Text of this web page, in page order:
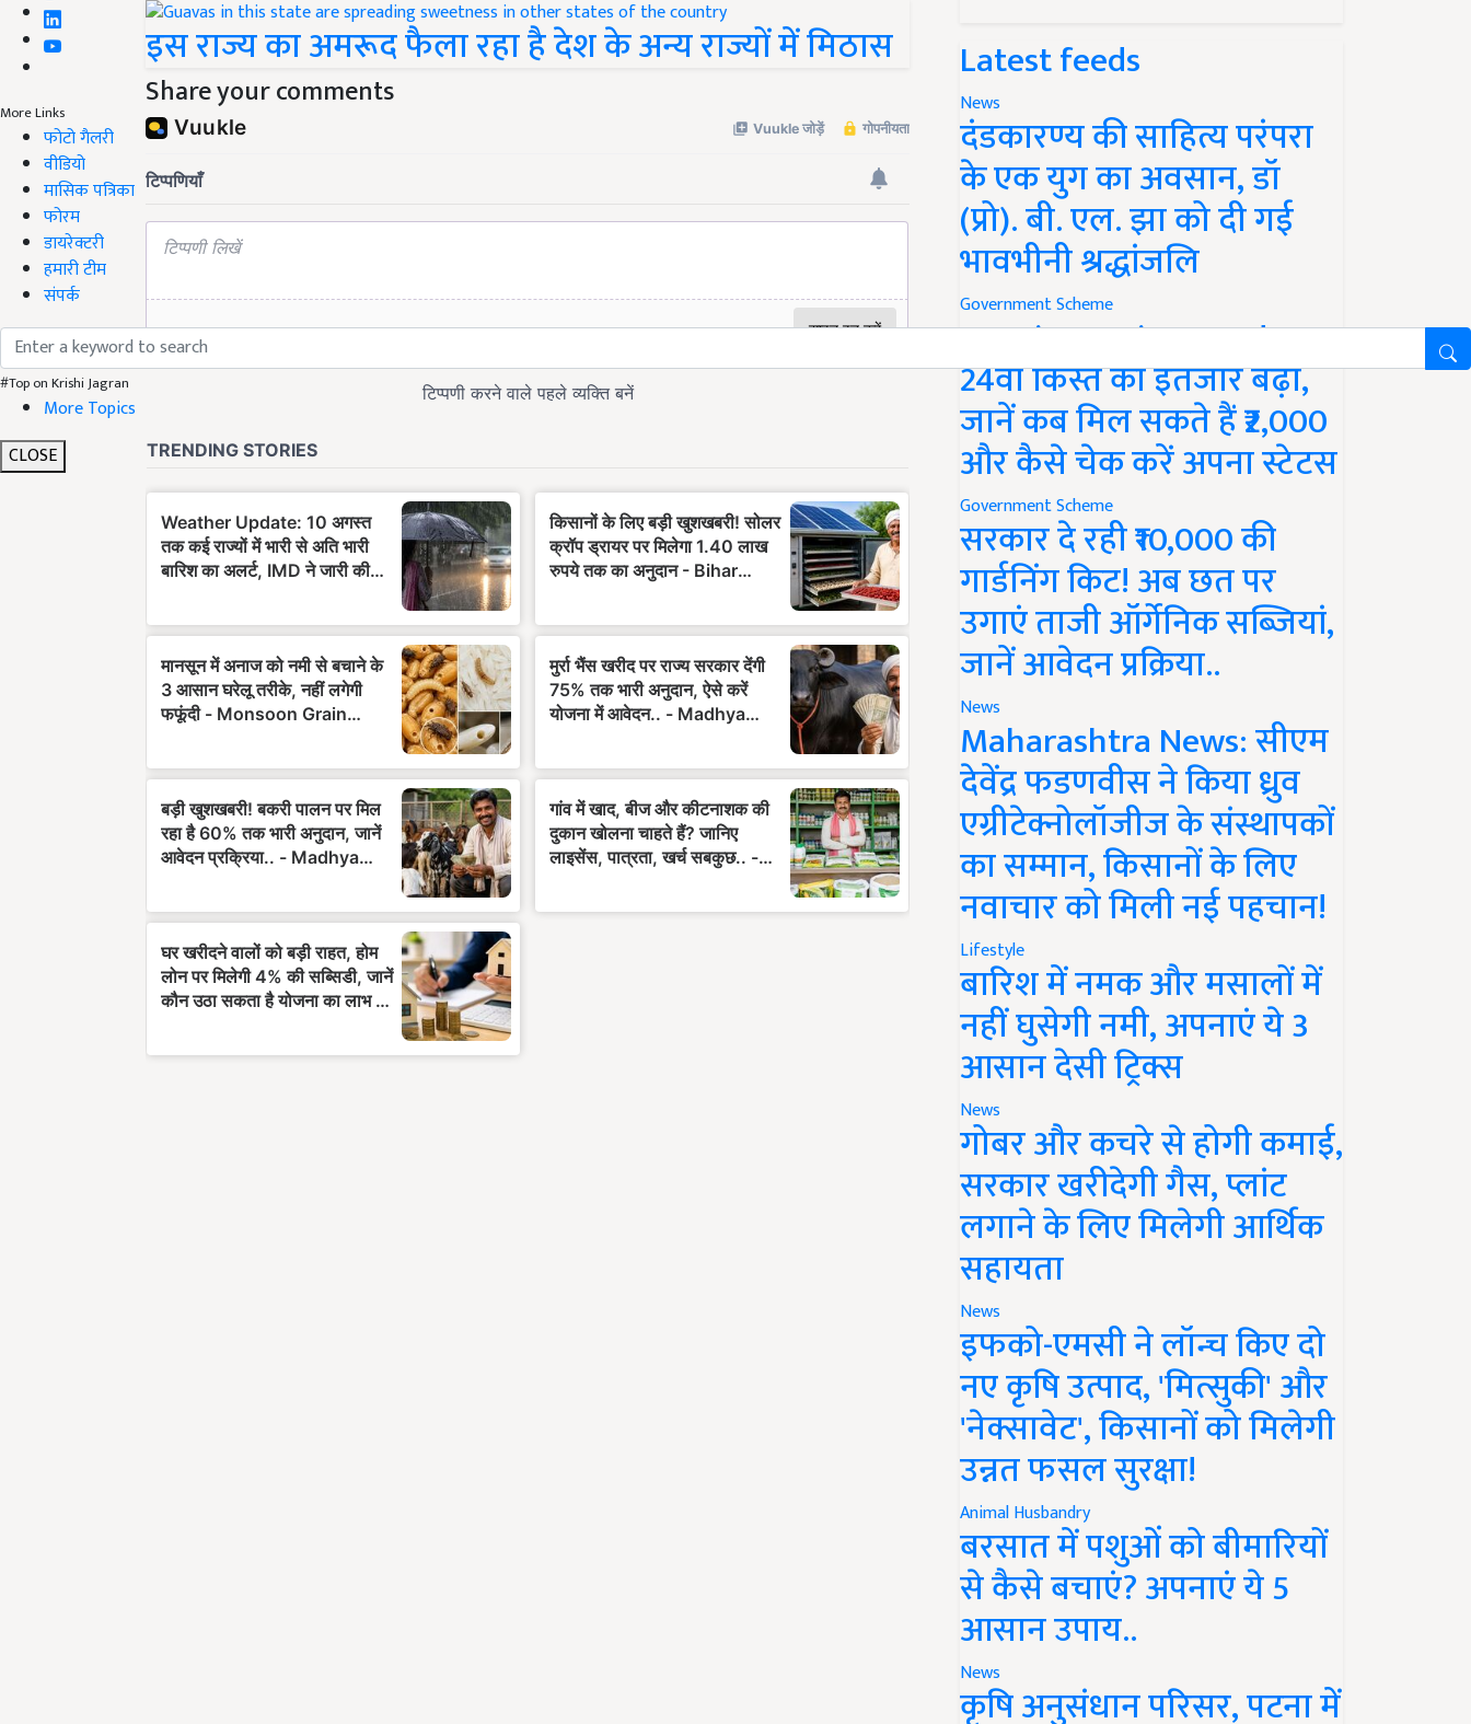
More Links
फोटो गैलरी
वीडियो
मासिक पत्रिका
फोरम
डायरेक्टरी
हमारी टीम
संपर्क
#Top on Krishi Jagran
More Topics
CLOSE
इस राज्य का अमरूद फैला रहा है देश के अन्य राज्यों में मिठास
Share your comments
Latest feeds
News
दंडकारण्य की साहित्य परंपरा
के एक युग का अवसान, डॉ
(प्रो). बी. एल. झा को दी गई
भावभीनी श्रद्धांजलि
Government Scheme
PM Kisan Yojana Update:
24वीं किस्त का इंतजार बढ़ा,
जानें कब मिल सकते हैं ₹2,000
और कैसे चेक करें अपना स्टेटस
Government Scheme
सरकार दे रही ₹10,000 की
गार्डनिंग किट! अब छत पर
उगाएं ताजी ऑर्गेनिक सब्जियां,
जानें आवेदन प्रक्रिया..
News
Maharashtra News: सीएम
देवेंद्र फडणवीस ने किया ध्रुव
एग्रीटेक्नोलॉजीज के संस्थापकों
का सम्मान, किसानों के लिए
नवाचार को मिली नई पहचान!
Lifestyle
बारिश में नमक और मसालों में
नहीं घुसेगी नमी, अपनाएं ये 3
आसान देसी ट्रिक्स
News
गोबर और कचरे से होगी कमाई,
सरकार खरीदेगी गैस, प्लांट
लगाने के लिए मिलेगी आर्थिक
सहायता
News
इफको-एमसी ने लॉन्च किए दो
नए कृषि उत्पाद, 'मित्सुकी' और
'नेक्सावेट', किसानों को मिलेगी
उन्नत फसल सुरक्षा!
Animal Husbandry
बरसात में पशुओं को बीमारियों
से कैसे बचाएं? अपनाएं ये 5
आसान उपाय..
News
कृषि अनुसंधान परिसर, पटना में